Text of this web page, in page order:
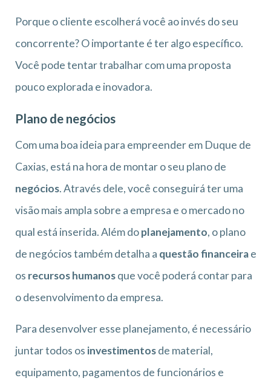
Porque o cliente escolherá você ao invés do seu
concorrente? O importante é ter algo específico.
Você pode tentar trabalhar com uma proposta
pouco explorada e inovadora.
Plano de negócios
Com uma boa ideia para empreender em Duque de
Caxias, está na hora de montar o seu plano de
negócios. Através dele, você conseguirá ter uma
visão mais ampla sobre a empresa e o mercado no
qual está inserida. Além doplanejamento, o plano
de negócios também detalha a questão financeirae
os recursos humanosque você poderá contar para
o desenvolvimento da empresa.
Para desenvolver esse planejamento, é necessário
juntar todos os investimentosde material,
equipamento, pagamentos de funcionários e